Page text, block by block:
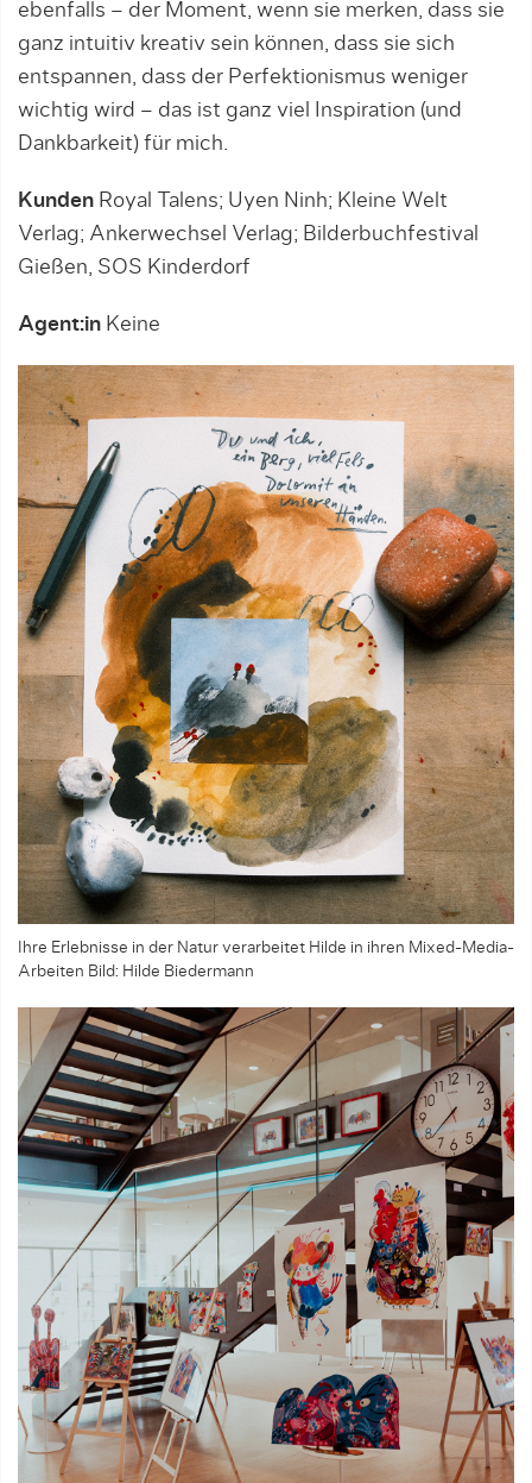
ebenfalls – der Moment, wenn sie merken, dass sie
ganz intuitiv kreativ sein können, dass sie sich
entspannen, dass der Perfektionismus weniger
wichtig wird – das ist ganz viel Inspiration (und
Dankbarkeit) für mich.
Kunden Royal Talens; Uyen Ninh; Kleine Welt
Verlag; Ankerwechsel Verlag; Bilderbuchfestival
Gießen, SOS Kinderdorf
Agent:in Keine
Ihre Erlebnisse in der Natur verarbeitet Hilde in ihren Mixed-Media-
Arbeiten Bild: Hilde Biedermann